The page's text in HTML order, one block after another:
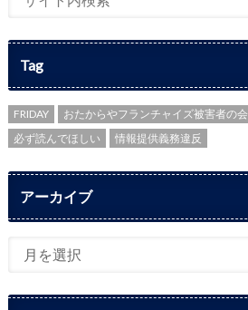
Tag
FRIDAY おたからやフランチャイズ被害者の会
必ず読んでほしい
情報提供義務違反
アーカイブ